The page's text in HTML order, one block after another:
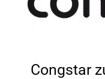
Congstar